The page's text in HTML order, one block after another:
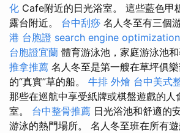
化 Cafe附近的日光浴室。 這些藍色甲
露台附近。 台中刮痧 名人冬至有三個
港 台胞證 search engine optimization
台胞證宜蘭 體育游泳池，家庭游泳池和
推拿推薦 名人冬至是第一艘在草坪俱
的“真實”草的船。 牛排 外燴 台中美式
那些在巡航中享受紙牌或棋盤遊戲的
室。 台中整骨推薦 日光浴池和舒適的
游泳的熱門場所。 名人冬至班在所有